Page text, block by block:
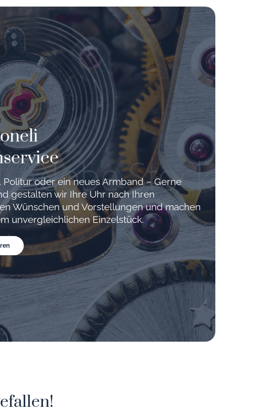
Politur oder ein neues Armband – Gerne
gestalten wir Ihre Uhr nach Ihren
Wünschen und Vorstellungen und machen
unvergleichlichen Einzelstück.